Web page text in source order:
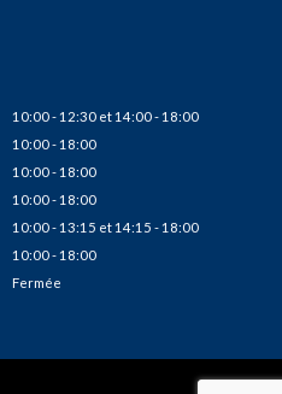
10:00 - 12:30 et14:00 - 18:00
10:00 - 18:00
10:00 - 18:00
10:00 - 18:00
10:00 - 13:15 et14:15 - 18:00
10:00 - 18:00
Fermée